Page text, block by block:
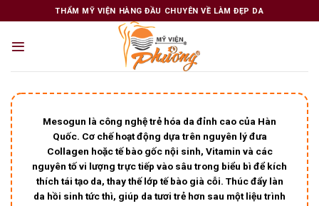
to
THẨM MỸ VIỆN HÀNG ĐẦU CHUYÊN VỀ LÀM ĐẸP DA
Mesogun là công nghệ trẻ hóa da đỉnh cao của Hàn
Quốc. Cơ chế hoạt động dựa trên nguyên lý đưa
Collagen hoặc tế bào gốc nội sinh, Vitamin và các
nguyên tố vi lượng trực tiếp vào sâu trong biểu bì để kích
thích tái tạo da, thay thế lớp tế bào già cỗi. Thúc đẩy làn
da hồi sinh tức thì, giúp da tươi trẻ hơn sau một liệu trình